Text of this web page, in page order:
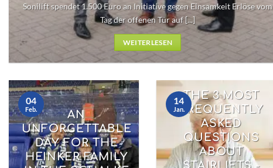
Sonilift spendet 1.500 Euro an Initiative gegen Einsamkeit Erlöse vom
Tag der offenen Tür auf [...]
WEITERLESEN
AN
UNFORGETTABLE
DAY FOR THE
HEINKER FAMILY
04
Feb.
THE 3 MOST
FREQUENTLY
ASKED
QUESTIONS
ABOUT
STAIRLIFTS -
14
Jan.